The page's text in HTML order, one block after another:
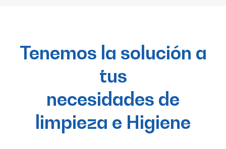
Tenemos la solución a
tus
necesidades de
limpieza e Higiene